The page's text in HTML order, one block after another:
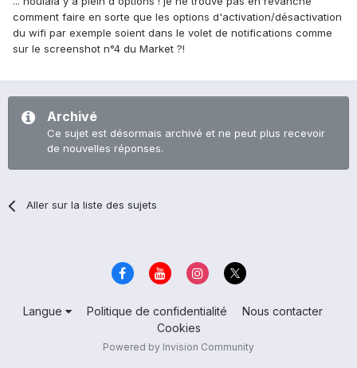
comment faire en sorte que les options d'activation/désactivation
du wifi par exemple soient dans le volet de notifications comme
sur le screenshot n°4 du Market ?!
Archivé
Ce sujet est désormais archivé et ne peut plus recevoir
de nouvelles réponses.
Aller sur la liste des sujets
Langue Politique de confidentialité
Nous contacter
Cookies
Powered by Invision Community